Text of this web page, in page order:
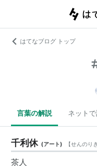
はてなブログ トップ
言葉の解説 ネット
千利休 (アート) 【せんのり
茶人